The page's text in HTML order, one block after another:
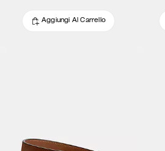
Aggiungi Al Carrello